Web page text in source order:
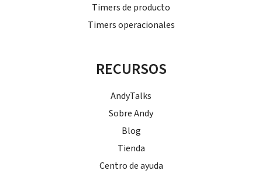
Timers de producto
Timers operacionales
RECURSOS
AndyTalks
Sobre Andy
Blog
Tienda
Centro de ayuda